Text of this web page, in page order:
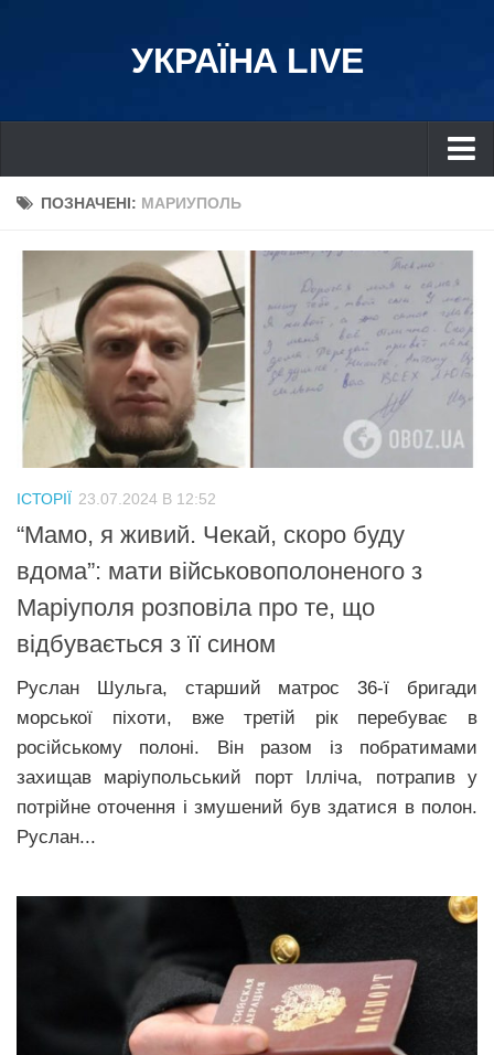
УКРАЇНА LIVE
Україна
Львів
Івано-Франківськ
Харків
Донбас
Одеса
Схід
Прикарпаття
Економіка
Політика
Світ
Цікаво
Наука
Технології
Історії
Рецепти
ПОЗНАЧЕНІ: МАРИУПОЛЬ
ІСТОРІЇ 23.07.2024 В 12:52
“Мамо, я живий. Чекай, скоро буду
вдома”: мати військовополоненого з
Маріуполя розповіла про те, що
відбувається з її сином
Руслан Шульга, старший матрос 36-ї бригади
морської піхоти, вже третій рік перебуває в
російському полоні. Він разом із побратимами
захищав маріупольський порт Ілліча, потрапив у
потрійне оточення і змушений був здатися в полон.
Руслан...